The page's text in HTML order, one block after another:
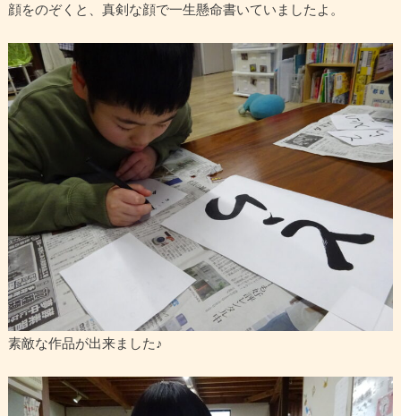
顔をのぞくと、真剣な顔で一生懸命書いていましたよ。
素敵な作品が出来ました♪